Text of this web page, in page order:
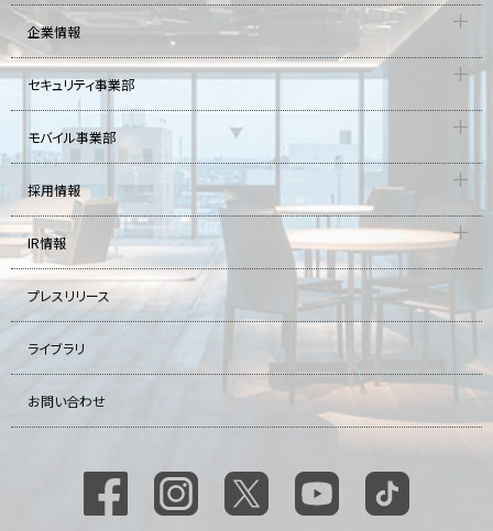
企業情報
セキュリティ事業部
モバイル事業部
採用情報
IR情報
プレスリリース
ライブラリ
お問い合わせ